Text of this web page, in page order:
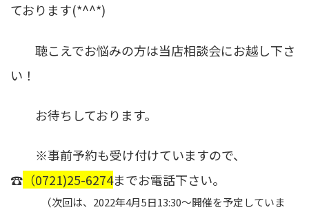
ております(*^^*)
聴こえでお悩みの方は当店相談会にお越し下さ
い！
お待ちしております。
※事前予約も受け付けていますので、
☎ （0721)25-6274までお電話下さい。
（次回は、2022年4月5日13:30～開催を予定していま